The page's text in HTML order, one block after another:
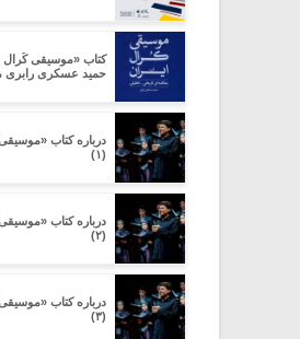
کتاب «موسیقی کُرال
حمید عسکری رابری
درباره کتاب
(۱)
درباره کتاب
(۲)
درباره کتاب
(۳)